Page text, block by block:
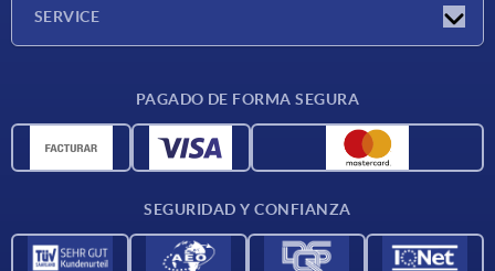
SERVICE
Materiales
PAGADO DE FORMA SEGURA
SEGURIDAD Y CONFIANZA